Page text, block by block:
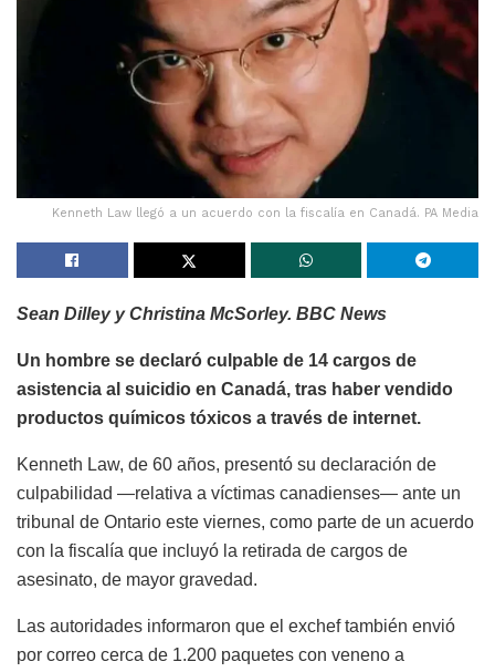
Kenneth Law llegó a un acuerdo con la fiscalía en Canadá. PA Media
Sean Dilley y Christina McSorley. BBC News
Un hombre se declaró culpable de 14 cargos de
asistencia al suicidio en Canadá, tras haber vendido
productos químicos tóxicos a través de internet.
Kenneth Law, de 60 años, presentó su declaración de
culpabilidad —relativa a víctimas canadienses— ante un
tribunal de Ontario este viernes, como parte de un acuerdo
con la fiscalía que incluyó la retirada de cargos de
asesinato, de mayor gravedad.
Las autoridades informaron que el exchef también envió
por correo cerca de 1.200 paquetes con veneno a